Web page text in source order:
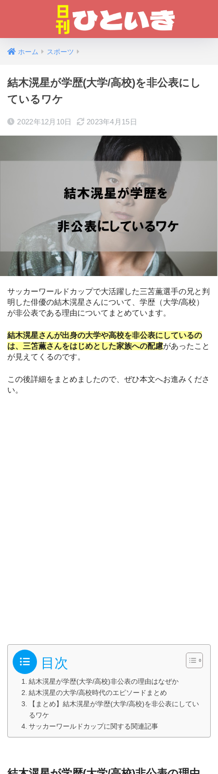
ホーム スポーツ
結木滉星が学歴(大学/高校)を非公表にし
ているワケ
2022年12月10日 2023年4月15日
サッカーワールドカップで大活躍した三苫薫選手の兄と判
明した俳優の結木滉星さんについて、学歴（大学/高校）
が非公表である理由についてまとめています。
結木滉星さんが出身の大学や高校を非公表にしているの
は、三笘薫さんをはじめとした家族への配慮があったこと
が見えてくるのです。
この後詳細をまとめましたので、ぜひ本文へお進みくださ
い。
目次
結木滉星が学歴(大学/高校)非公表の理由はなぜか
結木滉星の大学/高校時代のエピソードまとめ
【まとめ】結木滉星が学歴(大学/高校)を非公表にしてい
るワケ
サッカーワールドカップに関する関連記事